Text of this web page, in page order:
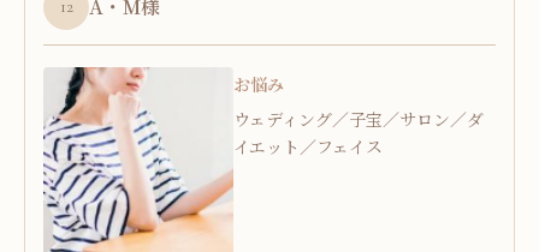
12 A・M様
お悩み
ウェディング／子宝／サロン／ダ
イエット／フェイス